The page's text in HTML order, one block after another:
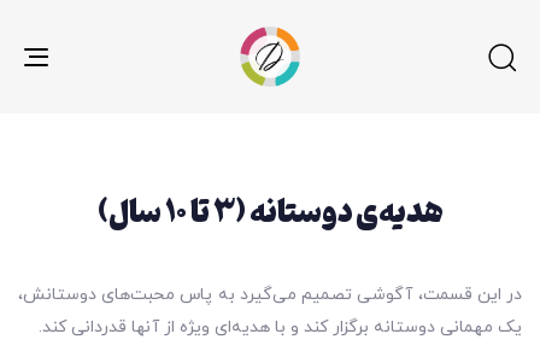
هدیه‌ی دوستانه (۳ تا ۱۰ سال)
در این قسمت، آگوشی تصمیم می‌گیرد به پاس محبت‌های دوستانش،
یک مهمانی دوستانه برگزار کند و با هدیه‌ای ویژه از آنها قدردانی کند.